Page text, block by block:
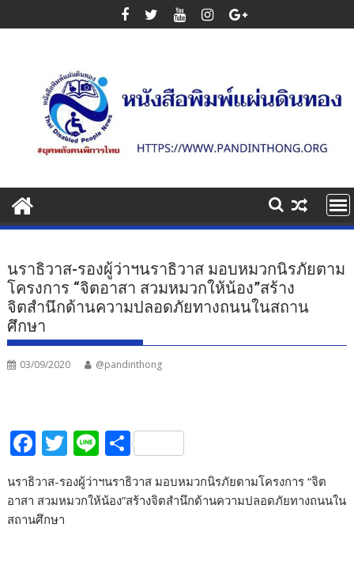
to
นราธิวาส-รองผู้ว่าฯนราธิวาส มอบหมวกนิรภัยตาม
โครงการ “จิตอาสา สวมหมวกให้น้อง”สร้าง
จิตสำนึกด้านความปลอดภัยทางถนนในสถาน
ศึกษา
03/09/2020 @pandinthong
F
e
b
T
w
itt
Li
e
S
h
ar
นราธิวาส-รองผู้ว่าฯนราธิวาส มอบหมวกนิรภัยตามโครงการ “จิต
อาสา สวมหมวกให้น้อง”สร้างจิตสำนึกด้านความปลอดภัยทางถนนใน
สถานศึกษา